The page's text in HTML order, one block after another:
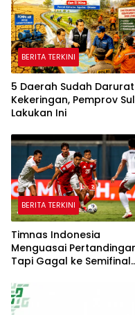
BERITA TERKINI
5 Daerah Sudah Darurat
Kekeringan, Pemprov
Lakukan Ini
BERITA TERKINI
Timnas Indonesia
Menguasai
Tapi Gagal ke Semifinal